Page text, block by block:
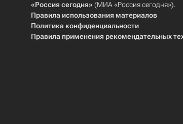
«Россия сегодня» (МИА «Россия сегодня»).
Правила использования материалов
Политика конфиденциальности
Правила применения рекомендательных